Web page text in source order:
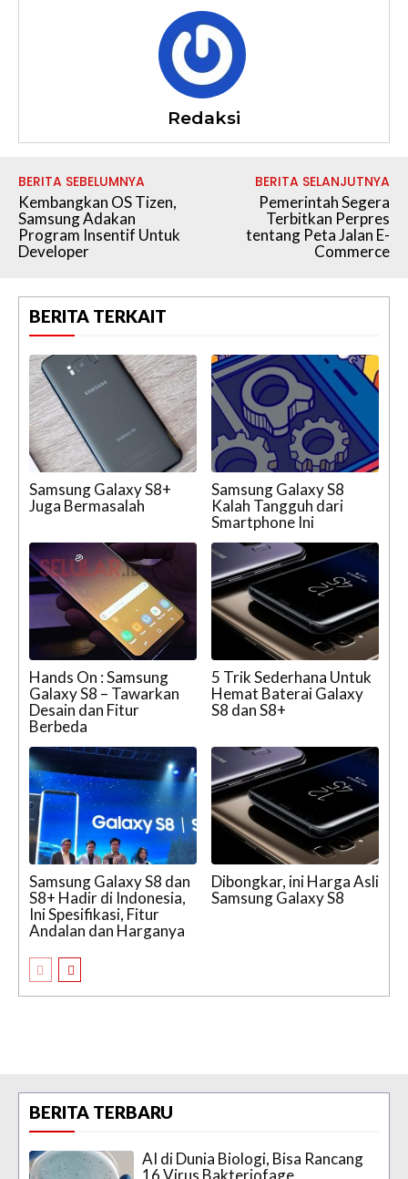
Redaksi
BERITA SEBELUMNYA
Kembangkan OS Tizen,
Samsung Adakan
Program Insentif Untuk
Developer
BERITA SELANJUTNYA
Pemerintah Segera
Terbitkan Perpres
tentang Peta Jalan E-
Commerce
BERITA TERKAIT
Samsung Galaxy S8+
Juga Bermasalah
Samsung Galaxy S8
Kalah Tangguh dari
Smartphone Ini
Hands On : Samsung
Galaxy S8 – Tawarkan
Desain dan Fitur
Berbeda
5 Trik Sederhana Untuk
Hemat Baterai Galaxy
S8 dan S8+
Samsung Galaxy S8 dan
S8+ Hadir di Indonesia,
Ini Spesifikasi, Fitur
Andalan dan Harganya
Dibongkar, ini Harga Asli
Samsung Galaxy S8
BERITA TERBARU
AI di Dunia Biologi, Bisa Rancang
16 Virus Bakteriofage